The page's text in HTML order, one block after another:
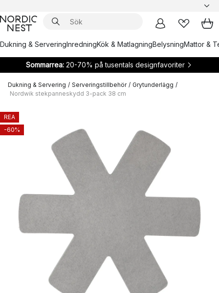
Dukning & ServeringInredningKök & MatlagningBelysningMattor &
Sommarrea:20-70% på tusentals designfavoriter
Dukning & Servering / Serveringstillbehör / Grytunderlägg /
Nordwik stekpanneskydd 3-pack 38 cm
REA
-60%